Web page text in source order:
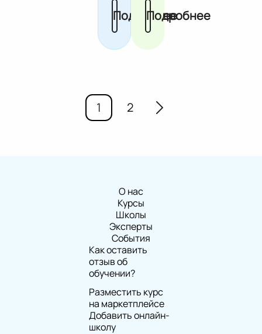
ПодробнееПодробнее
1 2
О нас
Курсы
Школы
Эксперты
События
Как оставить
отзыв об
обучении?
Разместить курс
на маркетплейсе
Добавить онлайн-
школу